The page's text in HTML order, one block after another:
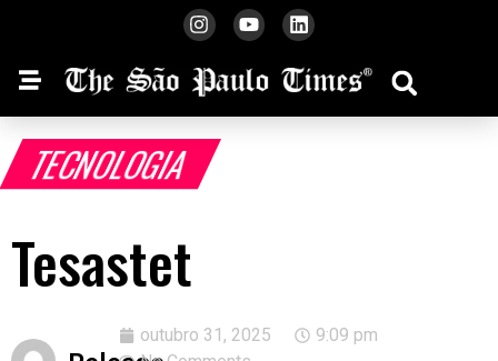
TECNOLOGIA
Tesastet
outubro 31, 2025
9:09 pm